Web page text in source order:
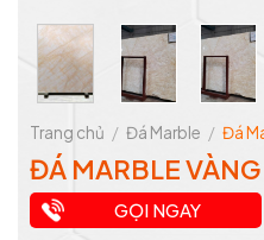
Trang chủ / Đá Marble / Đá
ĐÁ MARBLE
GỌI NGAY